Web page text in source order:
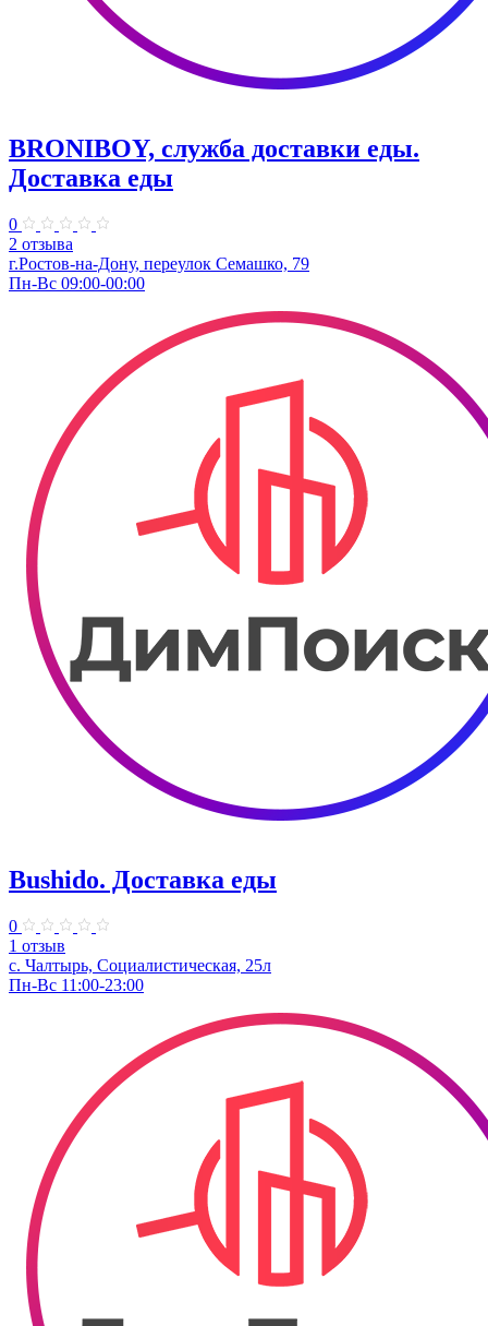
BRONIBOY, служба доставки еды.
Доставка еды
0
2 отзыва
г.Ростов-на-Дону, переулок Семашко, 79
Пн-Вс 09:00-00:00
Bushido. Доставка еды
0
1 отзыв
с. Чалтырь, Социалистическая, 25л
Пн-Вс 11:00-23:00